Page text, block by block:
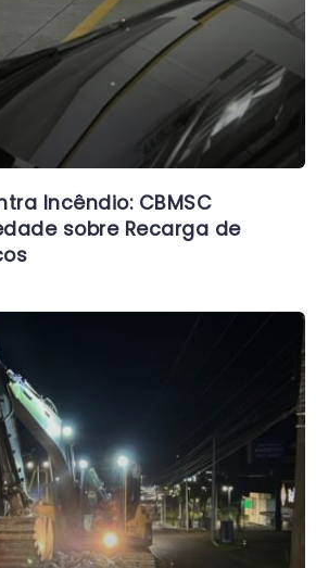
Incêndio: CBMSC
sobre Recarga de